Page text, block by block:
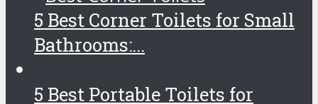
5 Best Corner Toilets for Small
Bathrooms:...
5 Best Portable Toilets for